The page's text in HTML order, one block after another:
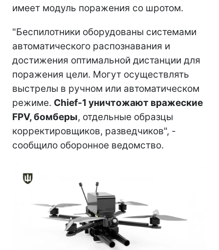
имеет модуль поражения со шротом.
"Беспилотники оборудованы системами
автоматического распознавания и
достижения оптимальной дистанции для
поражения цели. Могут осуществлять
выстрелы в ручном или автоматическом
режиме. Chief-1 уничтожают вражеские
FPV, бомберы, отдельные образцы
корректировщиков, разведчиков", -
сообщило оборонное ведомство.